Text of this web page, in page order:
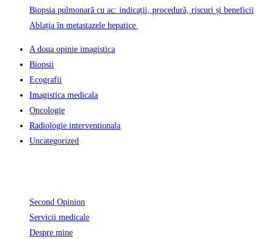
Biopsia pulmonară cu ac: indicații, procedură, riscuri și beneficii
Ablația în metastazele hepatice
A doua opinie imagistica
Biopsii
Ecografii
Imagistica medicala
Oncologie
Radiologie interventionala
Uncategorized
Second Opinion
Servicii medicale
Despre mine